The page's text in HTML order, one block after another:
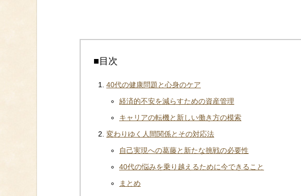
■目次
40代の健康問題と心身のケア
経済的不安を減らすための資産管理
キャリアの転機と新しい働き方の模索
変わりゆく人間関係とその対応法
自己実現への葛藤と新たな挑戦の必要性
40代の悩みを乗り越えるために今できること
まとめ